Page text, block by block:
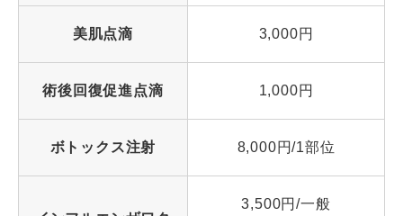
美肌点滴 3,000円
術後回復促進点滴 1,000円
ボトックス注射 8,000円/1部位
3,500円/一般